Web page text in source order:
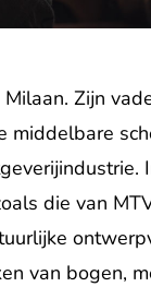
Zijn
middelbare
die van
van bogen,